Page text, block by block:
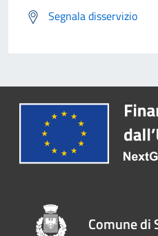
Segnala disservizio
Comune di